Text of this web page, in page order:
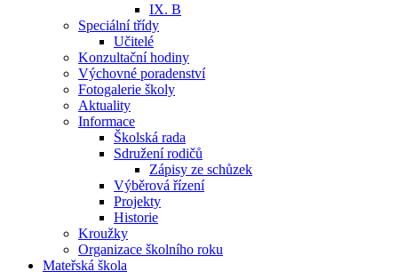
IX. B
Speciální třídy
Učitelé
Konzultační hodiny
Výchovné poradenství
Fotogalerie školy
Aktuality
Informace
Školská rada
Sdružení rodičů
Zápisy ze schůzek
Výběrová řízení
Projekty
Historie
Kroužky
Organizace školního roku
Mateřská škola